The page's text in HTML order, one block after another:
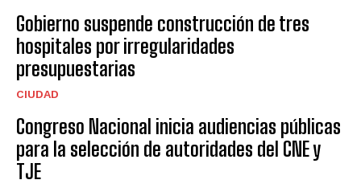
Gobierno suspende construcción de tres
hospitales por irregularidades
presupuestarias
CIUDAD
Congreso Nacional inicia audiencias públicas
para la selección de autoridades del CNE y
TJE